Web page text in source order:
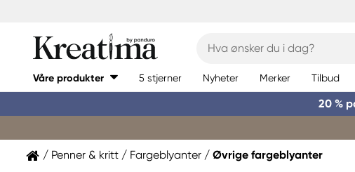
Våre produkter 5 stjerner Nyheter Merker Tilbud
20 %
Penner & kritt Fargeblyanter Øvrige fargeblyanter